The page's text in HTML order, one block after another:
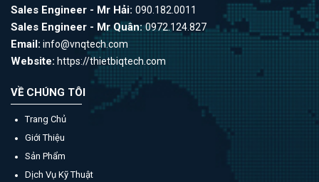
Sales Engineer - Mr Hải: 090.182.0011
Sales Engineer - Mr Quân:0972.124.827
Email: info@vnqtech.com
Website: https://thietbiqtech.com
VỀ CHÚNG TÔI
Trang Chủ
Giới Thiệu
Sản Phẩm
Dịch Vụ Kỹ Thuật